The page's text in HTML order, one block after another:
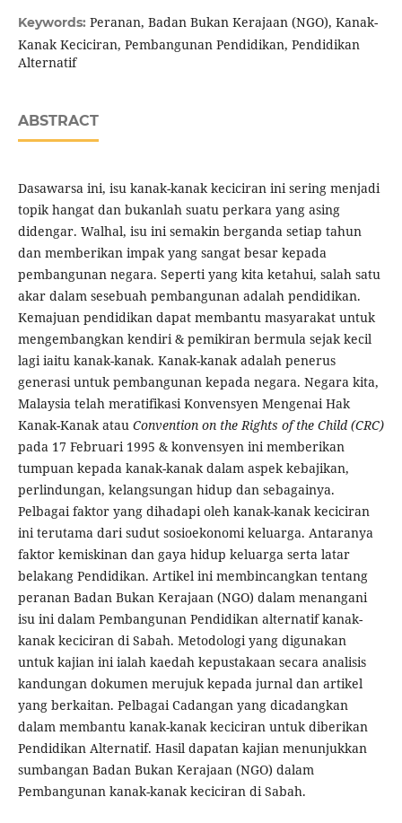
Keywords: Peranan, Badan Bukan Kerajaan (NGO), Kanak-
Kanak Keciciran, Pembangunan Pendidikan, Pendidikan
Alternatif
ABSTRACT
Dasawarsa ini, isu kanak-kanak keciciran ini sering menjadi
topik hangat dan bukanlah suatu perkara yang asing
didengar. Walhal, isu ini semakin berganda setiap tahun
dan memberikan impak yang sangat besar kepada
pembangunan negara. Seperti yang kita ketahui, salah satu
akar dalam sesebuah pembangunan adalah pendidikan.
Kemajuan pendidikan dapat membantu masyarakat untuk
mengembangkan kendiri & pemikiran bermula sejak kecil
lagi iaitu kanak-kanak. Kanak-kanak adalah penerus
generasi untuk pembangunan kepada negara. Negara kita,
Malaysia telah meratifikasi Konvensyen Mengenai Hak
Kanak-Kanak atau Convention on the Rights of the Child (CRC)
pada 17 Februari 1995 & konvensyen ini memberikan
tumpuan kepada kanak-kanak dalam aspek kebajikan,
perlindungan, kelangsungan hidup dan sebagainya.
Pelbagai faktor yang dihadapi oleh kanak-kanak keciciran
ini terutama dari sudut sosioekonomi keluarga. Antaranya
faktor kemiskinan dan gaya hidup keluarga serta latar
belakang Pendidikan. Artikel ini membincangkan tentang
peranan Badan Bukan Kerajaan (NGO) dalam menangani
isu ini dalam Pembangunan Pendidikan alternatif kanak-
kanak keciciran di Sabah. Metodologi yang digunakan
untuk kajian ini ialah kaedah kepustakaan secara analisis
kandungan dokumen merujuk kepada jurnal dan artikel
yang berkaitan. Pelbagai Cadangan yang dicadangkan
dalam membantu kanak-kanak keciciran untuk diberikan
Pendidikan Alternatif. Hasil dapatan kajian menunjukkan
sumbangan Badan Bukan Kerajaan (NGO) dalam
Pembangunan kanak-kanak keciciran di Sabah.